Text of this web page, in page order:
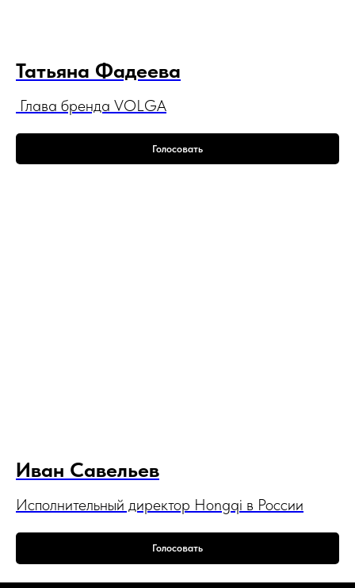
Татьяна Фадеева
Глава бренда VOLGA
Голосовать
Иван Савельев
Исполнительный директор Hongqi в России
Голосовать